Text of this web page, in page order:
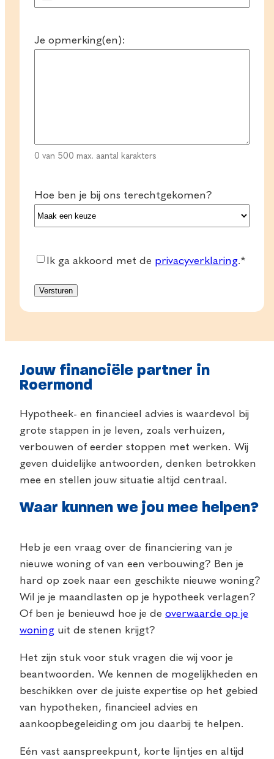
+31
Je opmerking(en):
0 van 500 max. aantal karakters
Hoe ben je bij ons terechtgekomen?
Consent*
Ik ga akkoord met de privacyverklaring.*
Jouw financiële partner in
Roermond
Hypotheek- en financieel advies is waardevol bij
grote stappen in je leven, zoals verhuizen,
verbouwen of eerder stoppen met werken. Wij
geven duidelijke antwoorden, denken betrokken
mee en stellen jouw situatie altijd centraal.
Waar kunnen we jou mee helpen?
Heb je een vraag over de financiering van je
nieuwe woning of van een verbouwing? Ben je
hard op zoek naar een geschikte nieuwe woning?
Wil je je maandlasten op je hypotheek verlagen?
Of ben je benieuwd hoe je de overwaarde op je
woning uit de stenen krijgt?
Het zijn stuk voor stuk vragen die wij voor je
beantwoorden. We kennen de mogelijkheden en
beschikken over de juiste expertise op het gebied
van hypotheken, financieel advies en
aankoopbegeleiding om jou daarbij te helpen.
Eén vast aanspreekpunt, korte lijntjes en altijd